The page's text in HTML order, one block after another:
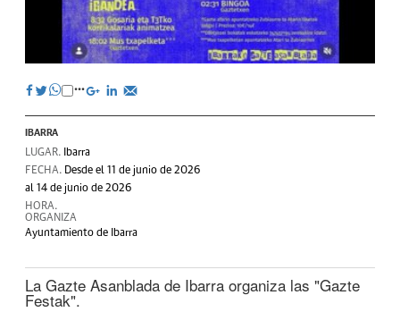
IBARRA
LUGAR. Ibarra
FECHA. Desde el 11 de junio de 2026
al 14 de junio de 2026
HORA.
ORGANIZA
Ayuntamiento de Ibarra
La Gazte Asanblada de Ibarra organiza las "Gazte
Festak".